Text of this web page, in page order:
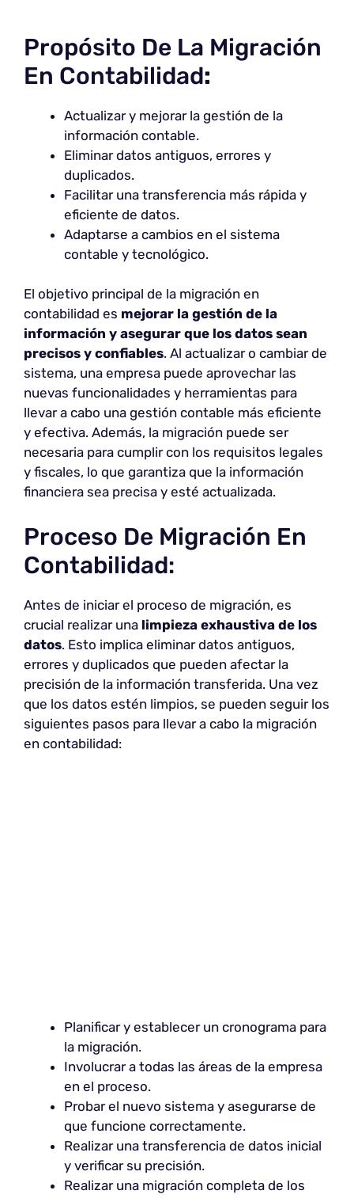
Propósito De La Migración
En Contabilidad:
Actualizar y mejorar la gestión de la
información contable.
Eliminar datos antiguos, errores y
duplicados.
Facilitar una transferencia más rápida y
eficiente de datos.
Adaptarse a cambios en el sistema
contable y tecnológico.
El objetivo principal de la migración en
contabilidad es mejorar la gestión de la
información y asegurar que los datos sean
precisos y confiables. Al actualizar o cambiar de
sistema, una empresa puede aprovechar las
nuevas funcionalidades y herramientas para
llevar a cabo una gestión contable más eficiente
y efectiva. Además, la migración puede ser
necesaria para cumplir con los requisitos legales
y fiscales, lo que garantiza que la información
financiera sea precisa y esté actualizada.
Proceso De Migración En
Contabilidad:
Antes de iniciar el proceso de migración, es
crucial realizar una limpieza exhaustiva de los
datos. Esto implica eliminar datos antiguos,
errores y duplicados que pueden afectar la
precisión de la información transferida. Una vez
que los datos estén limpios, se pueden seguir los
siguientes pasos para llevar a cabo la migración
en contabilidad:
Planificar y establecer un cronograma para
la migración.
Involucrar a todas las áreas de la empresa
en el proceso.
Probar el nuevo sistema y asegurarse de
que funcione correctamente.
Realizar una transferencia de datos inicial
y verificar su precisión.
Realizar una migración completa de los